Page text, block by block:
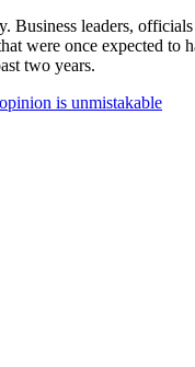
Business leaders,
were once expected to
two years.
is unmistakable